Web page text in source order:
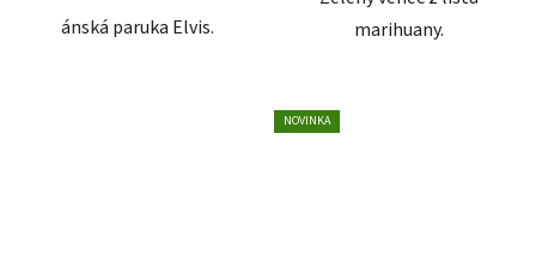
ánská paruka Elvis.
marihuany.
NOVINKA